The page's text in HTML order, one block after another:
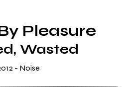
Pleasure
Wasted
- Noise